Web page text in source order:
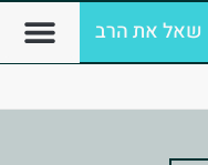
שאל את הרב